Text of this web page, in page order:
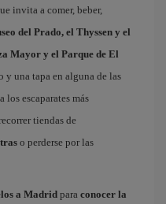
invita a comer, beber,
del Prado, el Thyssen y el
Mayor y el Parque de El
y una tapa en alguna de las
los escaparates más
tiendas de
o perderse por las
a Madridpara conocer la